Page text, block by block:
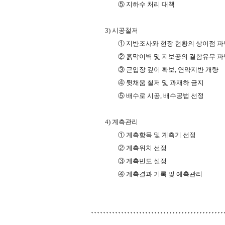
⑤ 지하수 처리 대책
3) 시공철저
① 지반조사와 현장 현황의 상이점 파
② 흙막이벽 및 지보공의 결함유무 파
③ 근입장 깊이 확보, 연약지반 개량
④ 뒷채움 철저 및 과재하 금지
⑤ 배수로 시공,배수공법 선정
4) 계측관리
① 계측항목 및 계측기 선정
② 계측위치 선정
③ 계측빈도 설정
④ 계측결과 기록 및 예측관리